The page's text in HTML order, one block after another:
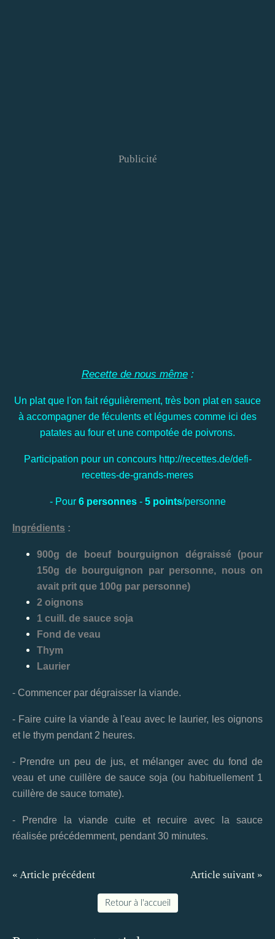
Publicité
Recette de nous même:
Un plat que l'on fait régulièrement, très bon plat en sauce
à accompagner de féculents et légumes comme ici des
patates au four et une compotée de poivrons.
Participation pour un concours http://recettes.de/defi-
recettes-de-grands-meres
- Pour 6 personnes- 5 points/personne
Ingrédients :
900g de boeuf bourguignon dégraissé (pour
150g de bourguignon par personne, nous on
avait prit que 100g par personne)
2 oignons
1 cuill. de sauce soja
Fond de veau
Thym
Laurier
- Commencer par dégraisser la viande.
- Faire cuire la viande à l'eau avec le laurier, les oignons
et le thym pendant 2 heures.
- Prendre un peu de jus, et mélanger avec du fond de
veau et une cuillère de sauce soja (ou habituellement 1
cuillère de sauce tomate).
- Prendre la viande cuite et recuire avec la sauce
réalisée précédemment, pendant 30 minutes.
« Article précédent Article suivant »
Retour à l'accueil